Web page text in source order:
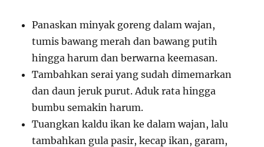
Panaskan minyak goreng dalam wajan,
tumis bawang merah dan bawang putih
hingga harum dan berwarna keemasan.
Tambahkan serai yang sudah dimemarkan
dan daun jeruk purut. Aduk rata hingga
bumbu semakin harum.
Tuangkan kaldu ikan ke dalam wajan, lalu
tambahkan gula pasir, kecap ikan, garam,